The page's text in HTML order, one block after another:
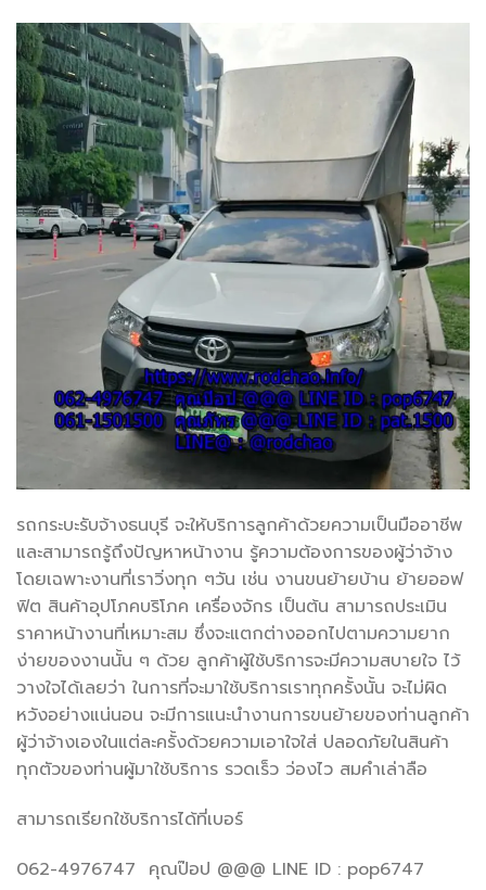
รถกระบะรับจ้างธนบุรี จะให้บริการลูกค้าด้วยความเป็นมืออาชีพ
และสามารถรู้ถึงปัญหาหน้างาน รู้ความต้องการของผู้ว่าจ้าง
โดยเฉพาะงานที่เราวิ่งทุก ๆวัน เช่น งานขนย้ายบ้าน ย้ายออฟ
ฟิต สินค้าอุปโภคบริโภค เครื่องจักร เป็นต้น สามารถประเมิน
ราคาหน้างานที่เหมาะสม ซึ่งจะแตกต่างออกไปตามความยาก
ง่ายของงานนั้น ๆ ด้วย ลูกค้าผู้ใช้บริการจะมีความสบายใจ ไว้
วางใจได้เลยว่า ในการที่จะมาใช้บริการเราทุกครั้งนั้น จะไม่ผิด
หวังอย่างแน่นอน จะมีการแนะนำงานการขนย้ายของท่านลูกค้า
ผู้ว่าจ้างเองในแต่ละครั้งด้วยความเอาใจใส่ ปลอดภัยในสินค้า
ทุกตัวของท่านผู้มาใช้บริการ รวดเร็ว ว่องไว สมคำเล่าลือ
สามารถเรียกใช้บริการได้ที่เบอร์
062-4976747 คุณป๊อป @@@ LINE ID : pop6747